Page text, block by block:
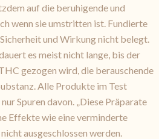
auf die beruhigende und
wenn sie umstritten ist. Fundierte
und Wirkung nicht belegt.
es meist nicht lange, bis der
gezogen wird, die berauschende
Alle Produkte im Test
Spuren davon. „Diese Präparate
Effekte wie eine verminderte
ausgeschlossen werden.